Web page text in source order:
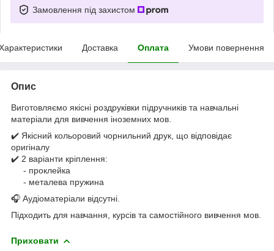
Замовлення під захистом
Доставка Оплата Умови повернення
Опис
Виготовляємо якісні роздруківки підручників та навчальні
матеріали для вивчення іноземних мов.
✔️ Якісний кольоровий чорнильний друк, що відповідає
оригіналу
✔️ 2 варіанти кріплення:
- проклейка
- металева пружина
🎧 Аудіоматеріали відсутні.
Підходить для навчання, курсів та самостійного вивчення мов.
Приховати